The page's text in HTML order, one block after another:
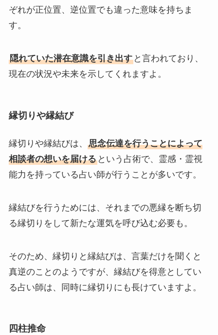
ぞれが正位置、逆位置でも違った意味を持ちま
す。
隠れていた潜在意識を引き出すと言われており、
現在の状況や未来を示してくれますよ。
縁切りや縁結び
縁切りや縁結びは、 思念伝達を行うことによって
相談者の想いを届けるという占術で、霊感・霊視
能力を持っている占い師が行うことが多いです。
縁結びを行うためには、それまでの悪縁を断ち切
る縁切りをして新たな運気を呼び込む必要も。
そのため、縁切りと縁結びは、言葉だけを聞くと
真逆のことのようですが、縁結びを得意としてい
る占い師は、同時に縁切りにも長けていますよ。
四柱推命